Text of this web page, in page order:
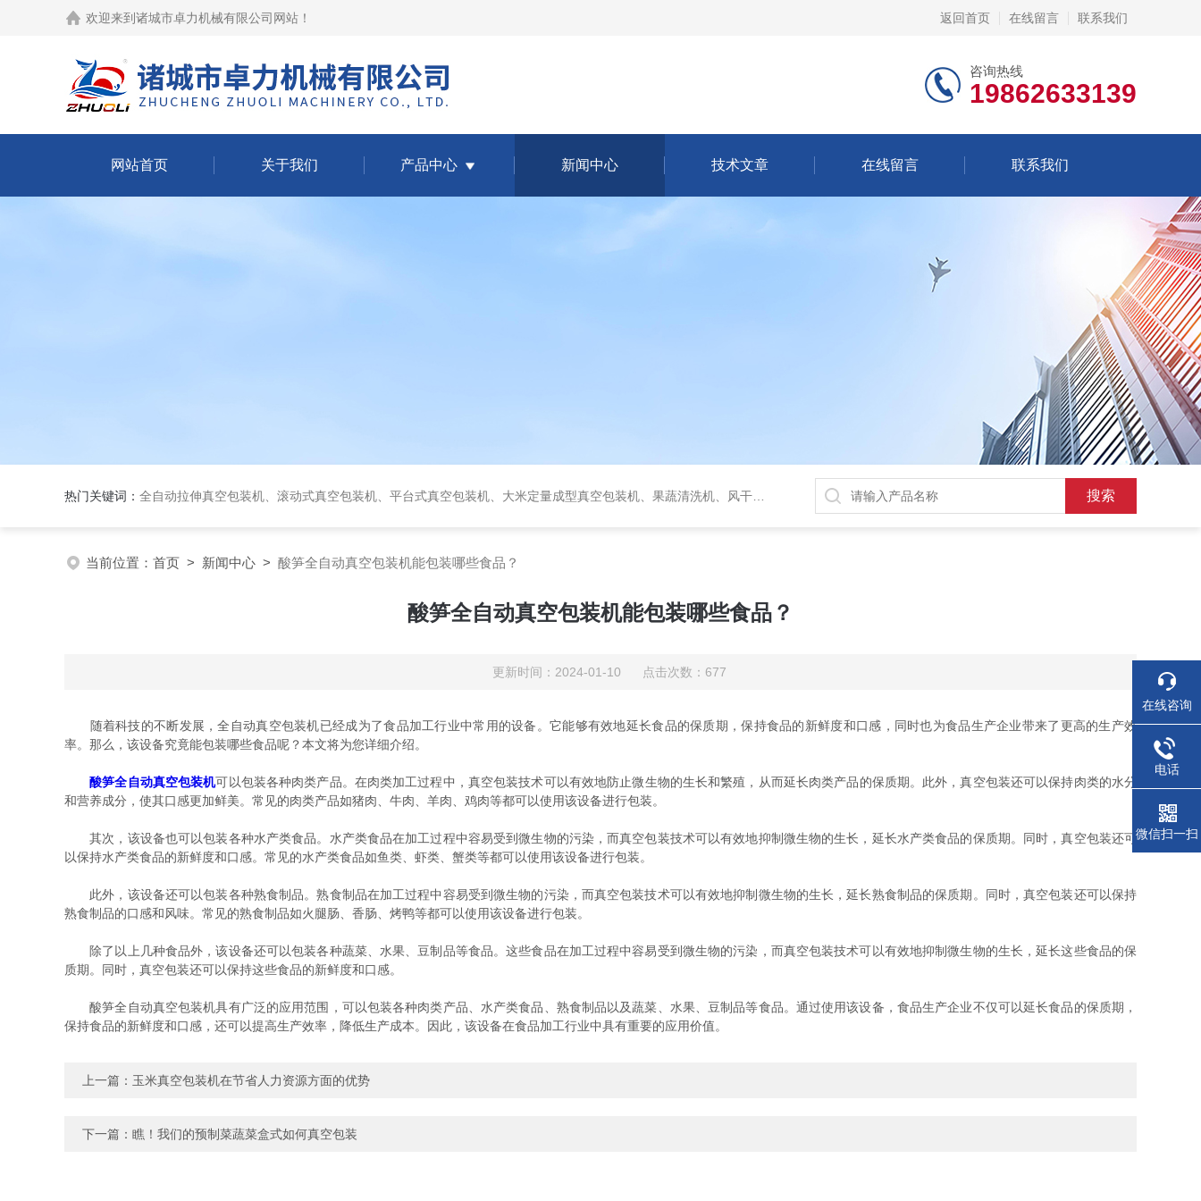
欢迎来到 诸城市卓力机械有限公司网站 ！ 返回首页 在线留言 联系我们
咨询热线
19862633139
网站首页 关于我们 产品中心 新闻中心 技术文章 在线留言 联系我们
热门关键词： 全自动拉伸真空包装机、滚动式真空包装机、平台式真空包装机、大米定量成型真空包装机、果蔬清洗机、风干机、巴氏灭菌机、烘干机、输送台、夹层锅、杀菌锅等。
当前位置： 首页 > 新闻中心 > 酸笋全自动真空包装机能包装哪些食品？
酸笋全自动真空包装机能包装哪些食品？
更新时间：2024-01-10 点击次数：677
随着科技的不断发展，全自动真空包装机已经成为了食品加工行业中常用的设备。它能够有效地延长食品的保质期，保持食品的新鲜度和口感，同时也为食品生产企业带来了更高的生产效
率。那么，该设备究竟能包装哪些食品呢？本文将为您详细介绍。
酸笋全自动真空包装机可以包装各种肉类产品。在肉类加工过程中，真空包装技术可以有效地防止微生物的生长和繁殖，从而延长肉类产品的保质期。此外，真空包装还可以保持肉类的水分
和营养成分，使其口感更加鲜美。常见的肉类产品如猪肉、牛肉、羊肉、鸡肉等都可以使用该设备进行包装。
其次，该设备也可以包装各种水产类食品。水产类食品在加工过程中容易受到微生物的污染，而真空包装技术可以有效地抑制微生物的生长，延长水产类食品的保质期。同时，真空包装还可
以保持水产类食品的新鲜度和口感。常见的水产类食品如鱼类、虾类、蟹类等都可以使用该设备进行包装。
此外，该设备还可以包装各种熟食制品。熟食制品在加工过程中容易受到微生物的污染，而真空包装技术可以有效地抑制微生物的生长，延长熟食制品的保质期。同时，真空包装还可以保持
熟食制品的口感和风味。常见的熟食制品如火腿肠、香肠、烤鸭等都可以使用该设备进行包装。
除了以上几种食品外，该设备还可以包装各种蔬菜、水果、豆制品等食品。这些食品在加工过程中容易受到微生物的污染，而真空包装技术可以有效地抑制微生物的生长，延长这些食品的保
质期。同时，真空包装还可以保持这些食品的新鲜度和口感。
酸笋全自动真空包装机具有广泛的应用范围，可以包装各种肉类产品、水产类食品、熟食制品以及蔬菜、水果、豆制品等食品。通过使用该设备，食品生产企业不仅可以延长食品的保质期，
保持食品的新鲜度和口感，还可以提高生产效率，降低生产成本。因此，该设备在食品加工行业中具有重要的应用价值。
上一篇： 玉米真空包装机在节省人力资源方面的优势
下一篇： 瞧！我们的预制菜蔬菜盒式如何真空包装
在线咨询
电话
微信扫一扫